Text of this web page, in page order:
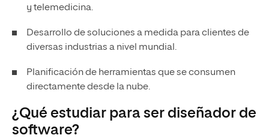
y telemedicina.
Desarrollo de soluciones a medida para clientes de
diversas industrias a nivel mundial.
Planificación de herramientas que se consumen
directamente desde la nube.
¿Qué estudiar para ser diseñador de
software?